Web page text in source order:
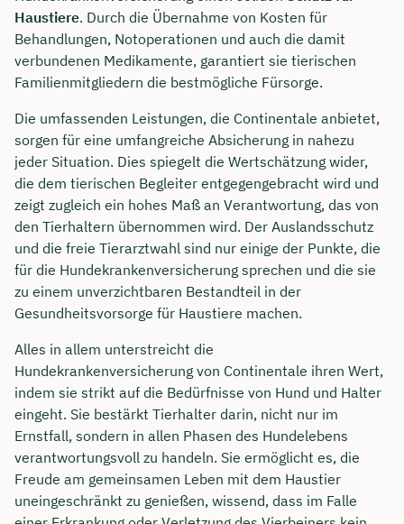
Haustiere. Durch die Übernahme von Kosten für
Behandlungen, Notoperationen und auch die damit
verbundenen Medikamente, garantiert sie tierischen
Familienmitgliedern die bestmögliche Fürsorge.
Die umfassenden Leistungen, die Continentale anbietet,
sorgen für eine umfangreiche Absicherung in nahezu
jeder Situation. Dies spiegelt die Wertschätzung wider,
die dem tierischen Begleiter entgegengebracht wird und
zeigt zugleich ein hohes Maß an Verantwortung, das von
den Tierhaltern übernommen wird. Der Auslandsschutz
und die freie Tierarztwahl sind nur einige der Punkte, die
für die Hundekrankenversicherung sprechen und die sie
zu einem unverzichtbaren Bestandteil in der
Gesundheitsvorsorge für Haustiere machen.
Alles in allem unterstreicht die
Hundekrankenversicherung von Continentale ihren Wert,
indem sie strikt auf die Bedürfnisse von Hund und Halter
eingeht. Sie bestärkt Tierhalter darin, nicht nur im
Ernstfall, sondern in allen Phasen des Hundelebens
verantwortungsvoll zu handeln. Sie ermöglicht es, die
Freude am gemeinsamen Leben mit dem Haustier
uneingeschränkt zu genießen, wissend, dass im Falle